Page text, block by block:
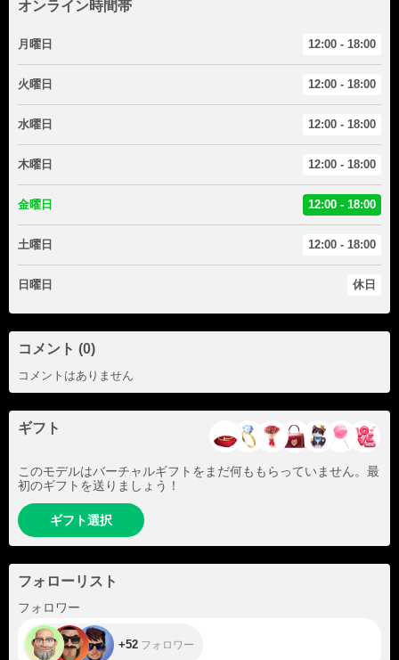
オンライン時間帯
月曜日 12:00 - 18:00
火曜日 12:00 - 18:00
水曜日 12:00 - 18:00
木曜日 12:00 - 18:00
金曜日 12:00 - 18:00
土曜日 12:00 - 18:00
日曜日 休日
コメント (0)
コメントはありません
ギフト
このモデルはバーチャルギフトをまだ何ももらっていません。最
初のギフトを送りましょう！
ギフト選択
フォローリスト
フォロワー
+52 フォロワー